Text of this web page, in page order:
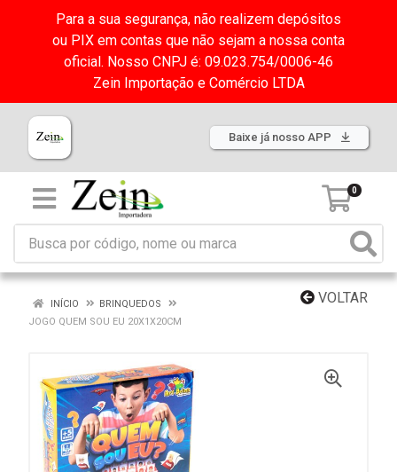
Para a sua segurança, não realizem depósitos
ou PIX em contas que não sejam a nossa conta
oficial. Nosso CNPJ é: 09.023.754/0006-46
Zein Importação e Comércio LTDA
Baixe já nosso APP
0
VOLTAR
INÍCIO
BRINQUEDOS
JOGO QUEM SOU EU 20X1X20CM